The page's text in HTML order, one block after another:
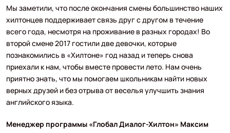
Мы заметили, что после окончания смены большинство наших
хилтонцев поддерживает связь друг с другом в течение
всего года, несмотря на проживание в разных городах! Во
второй смене 2017 гостили две девочки, которые
познакомились в «Хилтоне» год назад и теперь снова
приехали к нам, чтобы вместе провести лето. Нам очень
приятно знать, что мы помогаем школьникам найти новых
верных друзей и без отрыва от веселья улучшить знания
английского языка.
Менеджер программы «Глобал Диалог-Хилтон» Максим